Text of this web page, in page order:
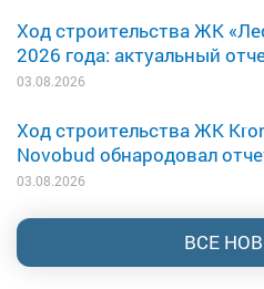
Ход строительства ЖК
2026 года: актуальный
03.08.2026
Ход строительства ЖК
Novobud обнародовал
03.08.2026
ВСЕ